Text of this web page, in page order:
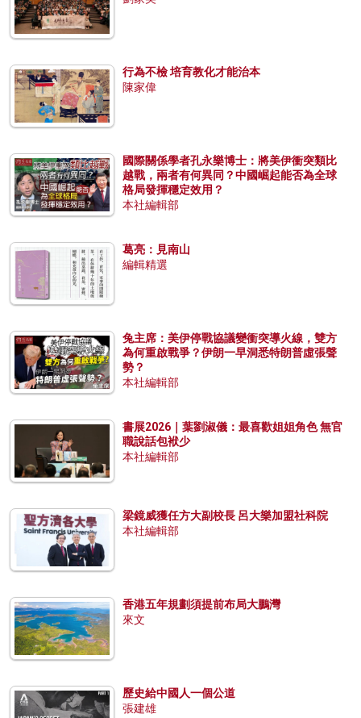
行為不檢 培育教化才能治本
陳家偉
國際關係學者孔永樂博士：將美伊衝突類比
越戰，兩者有何異同？中國崛起能否為全球
格局發揮穩定效用？
本社編輯部
葛亮：見南山
編輯精選
兔主席：美伊停戰協議變衝突導火線，雙方
為何重啟戰爭？伊朗一早洞悉特朗普虛張聲
勢？
本社編輯部
書展2026｜葉劉淑儀：最喜歡姐姐角色 無官
職說話包袱少
本社編輯部
梁鏡威獲任方大副校長 呂大樂加盟社科院
本社編輯部
香港五年規劃須提前布局大鵬灣
來文
歷史給中國人一個公道
張建雄